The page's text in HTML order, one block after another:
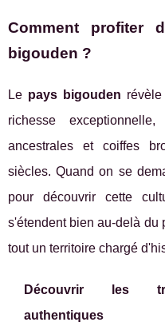
Comment profiter
bigouden ?
Le pays bigouden
richesse
ancestrales et coiffes
siècles. Quand on se
pour découvrir cette
s'étendent bien au-delà du
tout un territoire chargé
Découvrir les
authentiques